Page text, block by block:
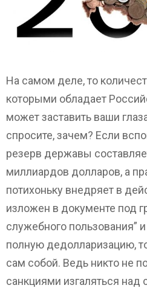
На самом деле, то
которыми обладает
может заставить ваши
спросите, зачем? Если
резерв державы
миллиардов долларов, а
потихоньку внедряет в
изложен в документе под
служебного пользования”
полную дедолларизацию,
сам собой. Ведь никто не
санкциями изгаляться над